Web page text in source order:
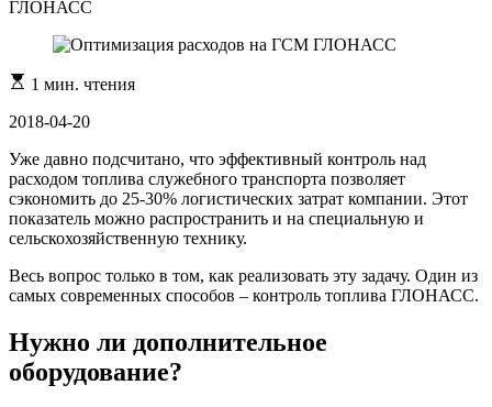
ГЛОНАСС
Расчетное
чтения
1 мин. чтения
2018-04-20
Уже давно подсчитано, что эффективный контроль над
расходом топлива служебного транспорта позволяет
сэкономить до 25-30% логистических затрат компании. Этот
показатель можно распространить и на специальную и
сельскохозяйственную технику.
Весь вопрос только в том, как реализовать эту задачу. Один из
самых современных способов – контроль топлива ГЛОНАСС.
Нужно ли дополнительное
оборудование?